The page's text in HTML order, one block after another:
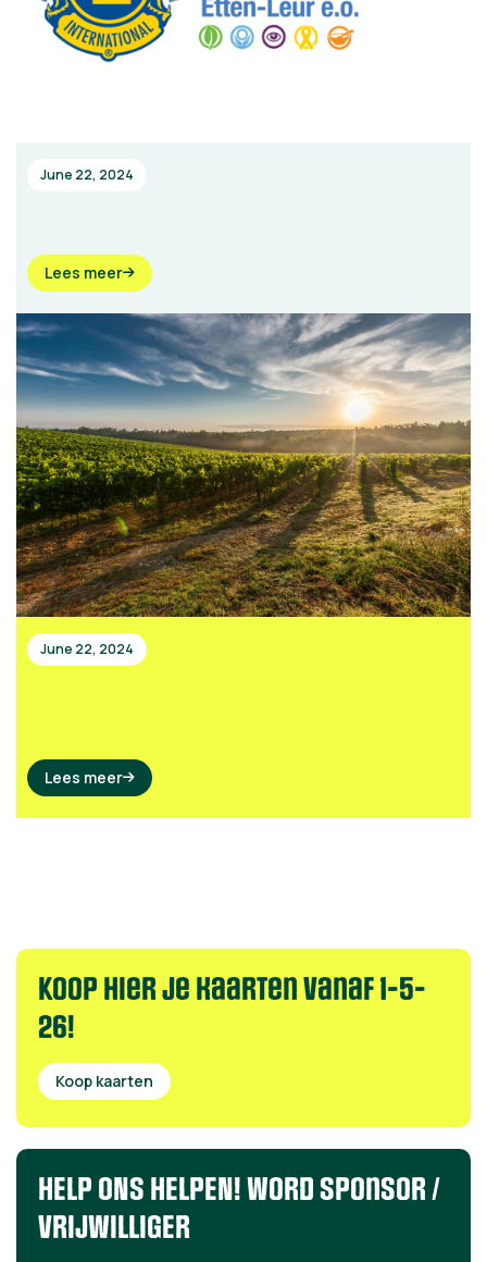
June 22, 2024
Lees meer
June 22, 2024
Lees meer
Koop hier je kaarten Vanaf 1-5-
26!
Koop kaarten
HELP ONS HELPEN! word sponsor /
VRIJWILLIGER